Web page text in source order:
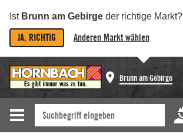
Ist Brunn am Gebirge der richtige Markt?
JA, RICHTIG Anderen Markt wählen
Brunn am Gebirge